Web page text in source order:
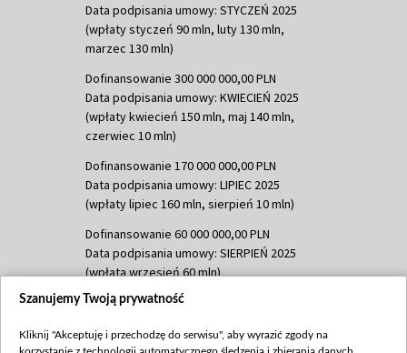
Data podpisania umowy: STYCZEŃ 2025
(wpłaty styczeń 90 mln, luty 130 mln,
marzec 130 mln)
Dofinansowanie 300 000 000,00 PLN
Data podpisania umowy: KWIECIEŃ 2025
(wpłaty kwiecień 150 mln, maj 140 mln,
czerwiec 10 mln)
Dofinansowanie 170 000 000,00 PLN
Data podpisania umowy: LIPIEC 2025
(wpłaty lipiec 160 mln, sierpień 10 mln)
Dofinansowanie 60 000 000,00 PLN
Data podpisania umowy: SIERPIEŃ 2025
(wpłata wrzesień 60 mln)
Dofinansowanie 635 783 051,21 PLN
(wpłata wrzesień 100 mln, październik 350
Szanujemy Twoją prywatność
Kliknij "Akceptuję i przechodzę do serwisu", aby wyrazić zgody na